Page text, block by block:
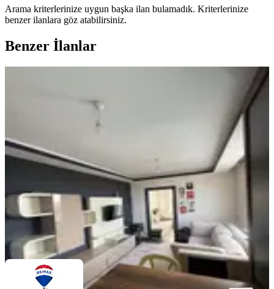
Arama kriterlerinize uygun başka ilan bulamadık. Kriterlerinize
benzer ilanlara göz atabilirsiniz.
Benzer İlanlar
Erenlerde Veteriner Girişinde Kiralık
2+1 Daire
Merkez, Erenler Mahallesi
25.000 ₺
REMAX SİSTEM Harun Bayar
Ara